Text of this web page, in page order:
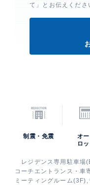
て」とお伝えくださ
制震・免震
オー
ロ
レジデンス専用駐車場
コーチエントランス・
ミーティングルーム